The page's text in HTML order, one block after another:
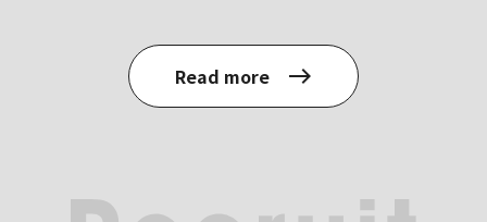
Read more east